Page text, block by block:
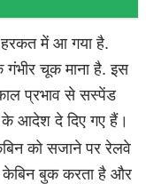
में आ गया है.
चूक माना है. इस
प्रभाव से सस्पेंड
के आदेश दे दिए गए हैं।
को सजाने पर रेलवे
केबिन बुक करता है और